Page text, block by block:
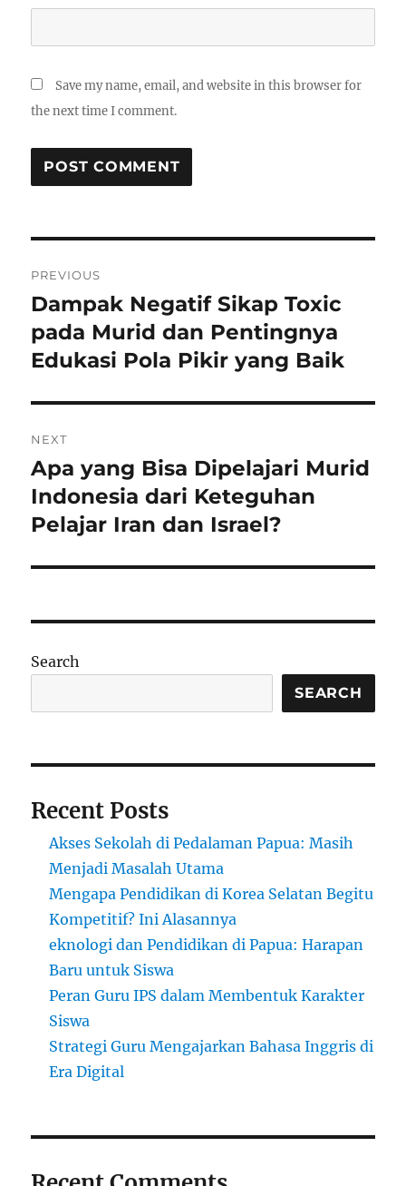
Save my name, email, and website in this browser for
the next time I comment.
navigation
PREVIOUS
Previous
post:
Dampak Negatif Sikap Toxic
pada Murid dan Pentingnya
Edukasi Pola Pikir yang Baik
NEXT
Next
post:
Apa yang Bisa Dipelajari Murid
Indonesia dari Keteguhan
Pelajar Iran dan Israel?
Search
SEARCH
Recent Posts
Akses Sekolah di Pedalaman Papua: Masih
Menjadi Masalah Utama
Mengapa Pendidikan di Korea Selatan Begitu
Kompetitif? Ini Alasannya
eknologi dan Pendidikan di Papua: Harapan
Baru untuk Siswa
Peran Guru IPS dalam Membentuk Karakter
Siswa
Strategi Guru Mengajarkan Bahasa Inggris di
Era Digital